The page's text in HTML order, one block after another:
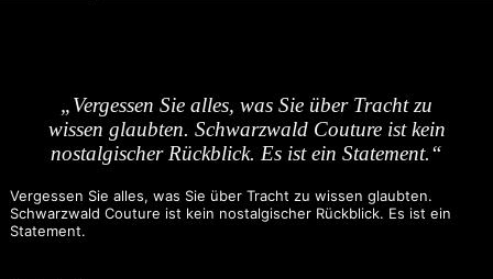
„Vergessen Sie alles, was Sie über Tracht zu
wissen glaubten. Schwarzwald Couture ist kein
nostalgischer Rückblick. Es ist ein Statement.“
Vergessen Sie alles, was Sie über Tracht zu wissen glaubten.
Schwarzwald Couture ist kein nostalgischer Rückblick. Es ist ein
Statement.